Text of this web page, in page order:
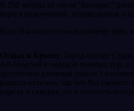
В 250 метрах от отеля "Кипарис"
берега развлечений, аттракционов и
Если Вы хотите по-настоящему ярко,
Отдых в Крыму . Город-курорт
Ай-Георгий и чередой зеленых гор,
достаточно длинный (около 3
развита отлично, так что Вы сможете
парках и скверах, но и посетить